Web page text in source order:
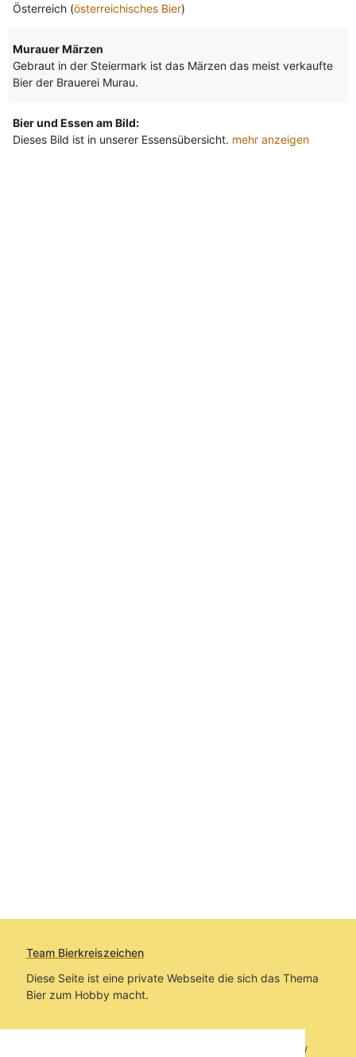
Österreich (österreichisches Bier)
Murauer Märzen
Gebraut in der Steiermark ist das Märzen das meist verkaufte
Bier der Brauerei Murau.
Bier und Essen am Bild:
Dieses Bild ist in unserer Essensübersicht. mehr anzeigen
Team Bierkreiszeichen
Diese Seite ist eine private Webseite die sich das Thema
Bier zum Hobby macht.
Sie befinden sich auf https://www.bierkreiszeichen.at/